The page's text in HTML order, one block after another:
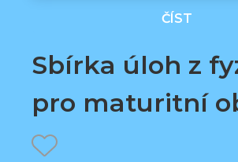
ČÍST
Sbírka úloh z
pro maturitní